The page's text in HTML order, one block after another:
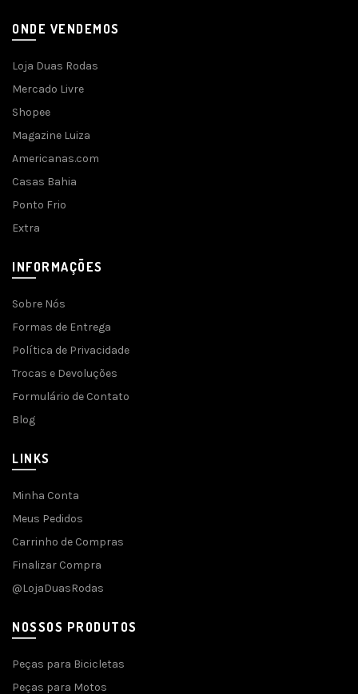
ONDE VENDEMOS
Loja Duas Rodas
Mercado Livre
Shopee
Magazine Luiza
Americanas.com
Casas Bahia
Ponto Frio
Extra
INFORMAÇÕES
Sobre Nós
Formas de Entrega
Política de Privacidade
Trocas e Devoluções
Formulário de Contato
Blog
LINKS
Minha Conta
Meus Pedidos
Carrinho de Compras
Finalizar Compra
@LojaDuasRodas
NOSSOS PRODUTOS
Peças para Bicicletas
Peças para Motos